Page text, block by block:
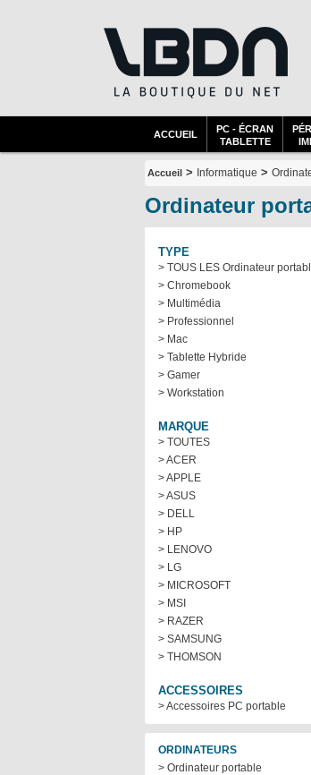
ACCUEIL
PC - ÉCRAN
TABLETTE
Accueil > Informatique >
Ordinateur
TYPE
> TOUS LES Ordinateur
> Chromebook
> Multimédia
> Professionnel
> Mac
> Tablette Hybride
> Gamer
> Workstation
MARQUE
> TOUTES
> ACER
> APPLE
> ASUS
> DELL
> HP
> LENOVO
> LG
> MICROSOFT
> MSI
> RAZER
> SAMSUNG
> THOMSON
ACCESSOIRES
> Accessoires PC portable
ORDINATEURS
> Ordinateur portable